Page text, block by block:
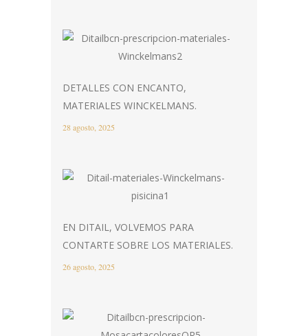
DETALLES CON ENCANTO,
MATERIALES WINCKELMANS.
28 agosto, 2025
EN DITAIL, VOLVEMOS PARA
CONTARTE SOBRE LOS MATERIALES.
26 agosto, 2025